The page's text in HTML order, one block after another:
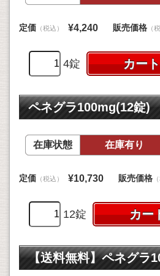
定価 （税込） ¥4,240 販売価格 （
4錠
ペネグラ100mg(12錠)
在庫状態 在庫有り
定価 （税込） ¥10,730 販売価格
12錠
【送料無料】ペネグラ